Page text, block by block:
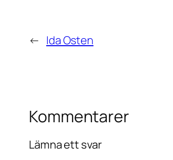
← Ida Osten
Kommentarer
Lämna ett svar